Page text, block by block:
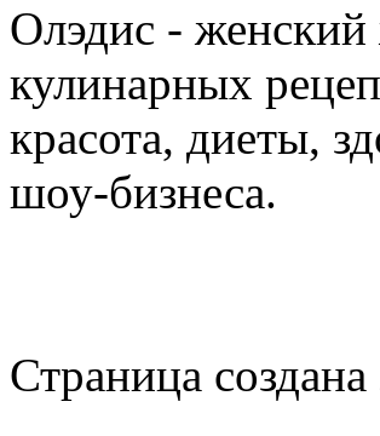
Олэдис - женский
кулинарных
красота, диеты,
шоу-бизнеса.
Страница